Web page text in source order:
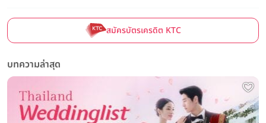
สมัครบัตรเครดิต KTC
บทความล่าสุด